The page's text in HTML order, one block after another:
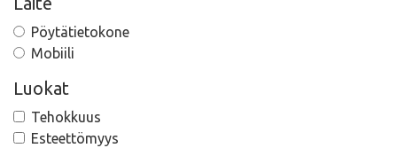
Pöytätietokone
Mobiili
Luokat
Tehokkuus
Esteettömyys